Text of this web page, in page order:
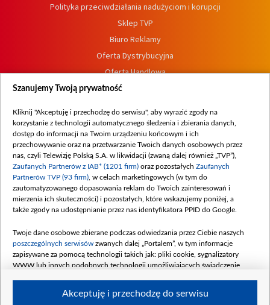
Polityka przeciwdziałania nadużyciom i korupcji
Sklep TVP
Biuro Reklamy
Oferta Dystrybucyjna
Oferta Handlowa
Dostępność
Procedura zgłoszeń wewnętrznych
Szanujemy Twoją prywatność
Kliknij "Akceptuję i przechodzę do serwisu", aby wyrazić zgody na
korzystanie z technologii automatycznego śledzenia i zbierania danych,
dostęp do informacji na Twoim urządzeniu końcowym i ich
przechowywanie oraz na przetwarzanie Twoich danych osobowych przez
nas, czyli Telewizję Polską S.A. w likwidacji (zwaną dalej również „TVP”),
Zaufanych Partnerów z IAB* (1201 firm) oraz pozostałych Zaufanych
Partnerów TVP (93 firm) , w celach marketingowych (w tym do
zautomatyzowanego dopasowania reklam do Twoich zainteresowań i
mierzenia ich skuteczności) i pozostałych, które wskazujemy poniżej, a
także zgody na udostępnianie przez nas identyfikatora PPID do Google.
Twoje dane osobowe zbierane podczas odwiedzania przez Ciebie naszych
poszczególnych serwisów zwanych dalej „Portalem”, w tym informacje
zapisywane za pomocą technologii takich jak: pliki cookie, sygnalizatory
WWW lub innych podobnych technologii umożliwiających świadczenie
Akceptuję i przechodzę do serwisu